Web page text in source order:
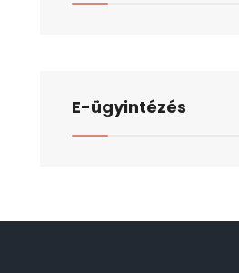
E-ügyintézés